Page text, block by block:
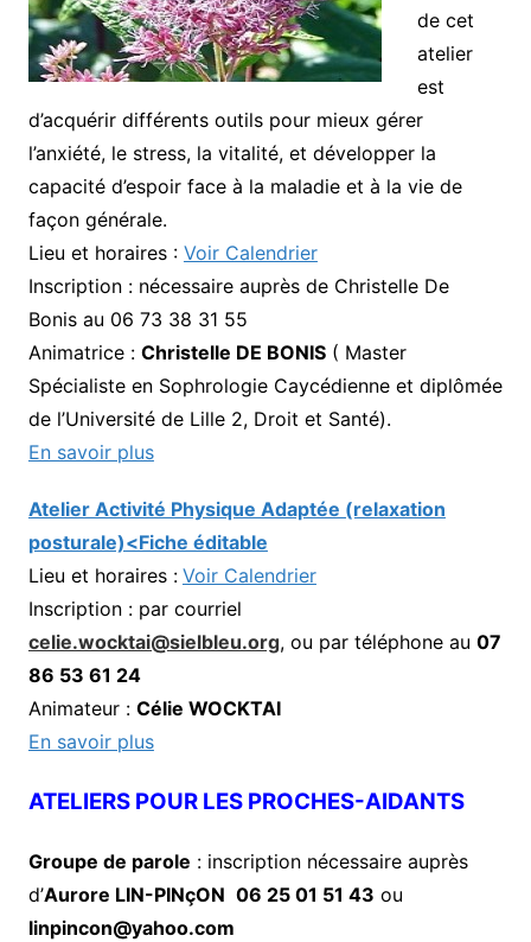
de cet
atelier
est
d’acquérir différents outils pour mieux gérer
l’anxiété, le stress, la vitalité, et développer la
capacité d’espoir face à la maladie et à la vie de
façon générale.
Lieu et horaires : Voir Calendrier
Inscription : nécessaire auprès de Christelle De
Bonis au 06 73 38 31 55
Animatrice : Christelle DE BONIS( Master
Spécialiste en Sophrologie Caycédienne et diplômée
de l’Université de Lille 2, Droit et Santé).
En savoir plus
Atelier Activité Physique Adaptée (relaxation
posturale)<Fiche éditable
Lieu et horaires : Voir Calendrier
Inscription : par courriel
celie.wocktai@sielbleu.org, ou par téléphone au 07
86 53 61 24
Animateur : Célie WOCKTAI
En savoir plus
ATELIERS POUR LES PROCHES-AIDANTS
Groupe de parole : inscription nécessaire auprès
d’Aurore LIN-PINçON 06 25 01 51 43 ou
linpincon@yahoo.com